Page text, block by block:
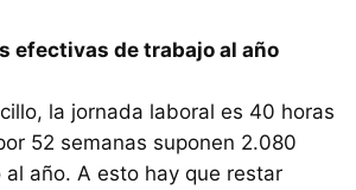
efectivas de trabajo al año
la jornada laboral es 40 horas
52 semanas suponen 2.080
año. A esto hay que restar